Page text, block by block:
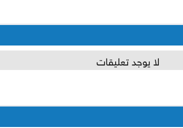
لا يوجد تعليقات